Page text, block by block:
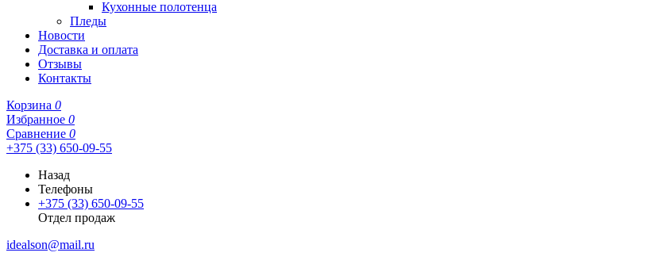
Кухонные полотенца
Пледы
Новости
Доставка и оплата
Отзывы
Контакты
Корзина 0
Избранное 0
Сравнение 0
+375 (33) 650-09-55
Назад
Телефоны
+375 (33) 650-09-55
Отдел продаж
idealson@mail.ru